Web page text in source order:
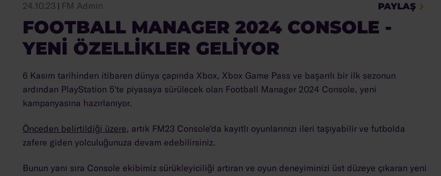
24.10.23 | FM Admin PAYLAŞ
FOOTBALL MANAGER 2024 CONSOLE -
YENI ÖZELLIKLER GELIYOR
6 Kasım tarihinden itibaren dünya çapında Xbox, Xbox Game Pass ve başarılı bir ilk sezonun
ardından PlayStation 5'te piyasaya sürülecek olan Football Manager 2024 Console, yeni
kampanyasına hazırlanıyor.
Önceden belirtildiği üzere, artık FM23 Console'da kayıtlı oyunlarınızı ileri taşıyabilir ve futbolda
zafere giden yolculuğunuza devam edebilirsiniz.
Bunun yanı sıra Console ekibimiz sürükleyiciliği artıran ve oyun deneyiminizi üst düzeye çıkaran yeni